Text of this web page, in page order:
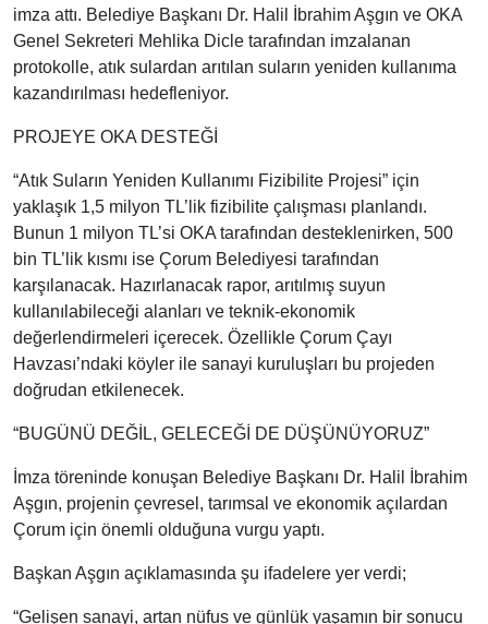
imza attı. Belediye Başkanı Dr. Halil İbrahim Aşgın ve OKA
Genel Sekreteri Mehlika Dicle tarafından imzalanan
protokolle, atık sulardan arıtılan suların yeniden kullanıma
kazandırılması hedefleniyor.
PROJEYE OKA DESTEĞİ
“Atık Suların Yeniden Kullanımı Fizibilite Projesi” için
yaklaşık 1,5 milyon TL’lik fizibilite çalışması planlandı.
Bunun 1 milyon TL’si OKA tarafından desteklenirken, 500
bin TL’lik kısmı ise Çorum Belediyesi tarafından
karşılanacak. Hazırlanacak rapor, arıtılmış suyun
kullanılabileceği alanları ve teknik-ekonomik
değerlendirmeleri içerecek. Özellikle Çorum Çayı
Havzası’ndaki köyler ile sanayi kuruluşları bu projeden
doğrudan etkilenecek.
“BUGÜNÜ DEĞİL, GELECEĞİ DE DÜŞÜNÜYORUZ”
İmza töreninde konuşan Belediye Başkanı Dr. Halil İbrahim
Aşgın, projenin çevresel, tarımsal ve ekonomik açılardan
Çorum için önemli olduğuna vurgu yaptı.
Başkan Aşgın açıklamasında şu ifadelere yer verdi;
“Gelişen sanayi, artan nüfus ve günlük yaşamın bir sonucu